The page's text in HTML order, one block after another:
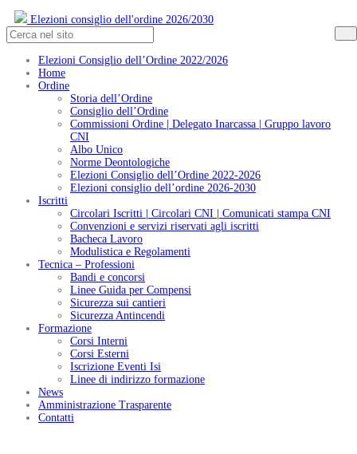
Elezioni consiglio dell'ordine 2026/2030
Elezioni Consiglio dell’Ordine 2022/2026
Home
Ordine
Storia dell’Ordine
Consiglio dell’Ordine
Commissioni Ordine | Delegato Inarcassa | Gruppo lavoro
CNI
Albo Unico
Norme Deontologiche
Elezioni Consiglio dell’Ordine 2022-2026
Elezioni consiglio dell’ordine 2026-2030
Iscritti
Circolari Iscritti | Circolari CNI | Comunicati stampa CNI
Convenzioni e servizi riservati agli iscritti
Bacheca Lavoro
Modulistica e Regolamenti
Tecnica – Professioni
Bandi e concorsi
Linee Guida per Compensi
Sicurezza sui cantieri
Sicurezza Antincendi
Formazione
Corsi Interni
Corsi Esterni
Iscrizione Eventi Isi
Linee di indirizzo formazione
News
Amministrazione Trasparente
Contatti